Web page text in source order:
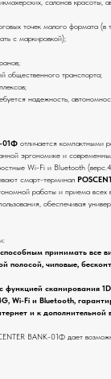
точек малого формата (в
с маркировкой);
общественного транспорта;
надежность,
01Ф отличается компактными
эргономике и
Wi-Fi и Bluetooth
смарт-терминал
работы и приема всех
обеспечивая
принимать все
полосой, чиповые,
сканирования
Wi-Fi и Bluetooth,
и к
BANK-01Ф дает